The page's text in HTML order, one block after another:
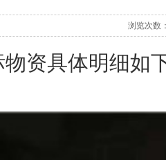
浏览次数
物资具体明细如